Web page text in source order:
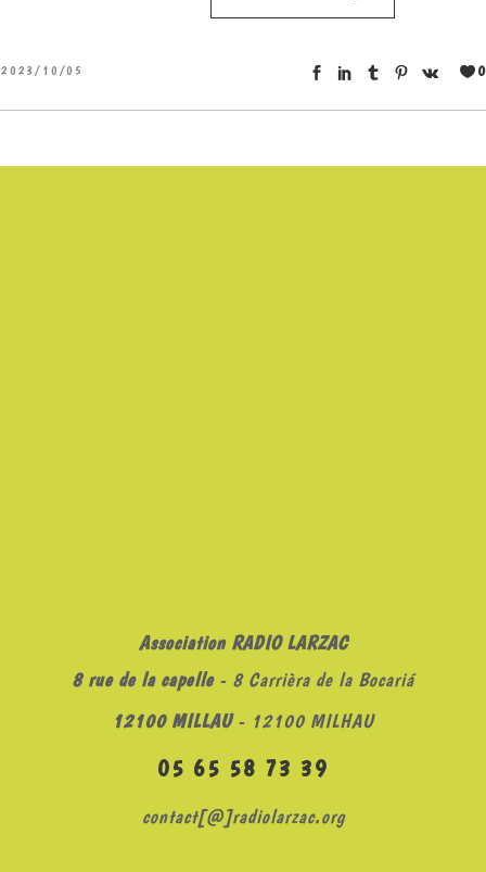
2023/10/05 0
Association RADIO LARZAC
8 rue de la capelle- 8 Carrièra de la Bocariá
12100 MILLAU- 12100 MILHAU
05 65 58 73 39
contact[@]radiolarzac.org